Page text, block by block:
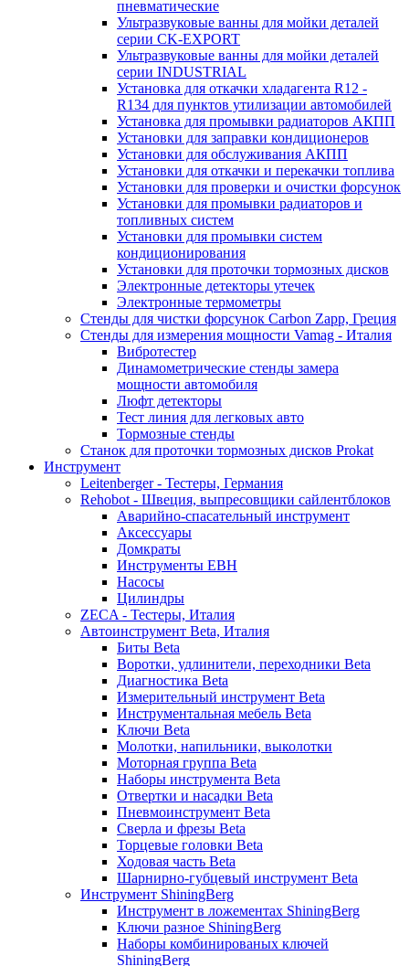
пневматические
Ультразвуковые ванны для мойки деталей
серии CK-EXPORT
Ультразвуковые ванны для мойки деталей
серии INDUSTRIAL
Установка для откачки хладагента R12 -
R134 для пунктов утилизации автомобилей
Установка для промывки радиаторов АКПП
Установки для заправки кондиционеров
Установки для обслуживания АКПП
Установки для откачки и перекачки топлива
Установки для проверки и очистки форсунок
Установки для промывки радиаторов и
топливных систем
Установки для промывки систем
кондиционирования
Установки для проточки тормозных дисков
Электронные детекторы утечек
Электронные термометры
Стенды для чистки форсунок Carbon Zapp, Греция
Стенды для измерения мощности Vamag - Италия
Вибротестер
Динамометрические стенды замера
мощности автомобиля
Люфт детекторы
Тест линия для легковых авто
Тормозные стенды
Станок для проточки тормозных дисков Prokat
Инструмент
Leitenberger - Тестеры, Германия
Rehobot - Швеция, выпресовщики сайлентблоков
Аварийно-спасательный инструмент
Аксессуары
Домкраты
Инструменты EBH
Насосы
Цилиндры
ZECA - Тестеры, Италия
Автоинструмент Beta, Италия
Биты Beta
Воротки, удлинители, переходники Beta
Диагностика Beta
Измерительный инструмент Beta
Инструментальная мебель Beta
Ключи Beta
Молотки, напильники, выколотки
Моторная группа Beta
Наборы инструмента Beta
Отвертки и насадки Beta
Пневмоинструмент Beta
Сверла и фрезы Beta
Торцевые головки Beta
Ходовая часть Beta
Шарнирно-губцевый инструмент Beta
Инструмент ShiningBerg
Инструмент в ложементах ShiningBerg
Ключи разное ShiningBerg
Наборы комбинированых ключей
ShiningBerg